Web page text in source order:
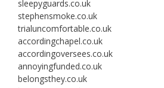
sleepyguards.co.uk
stephensmoke.co.uk
trialuncomfortable.co.uk
accordingchapel.co.uk
accordingoversees.co.uk
annoyingfunded.co.uk
belongsthey.co.uk